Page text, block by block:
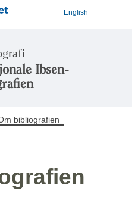
English
Ibsen-
bibliografien